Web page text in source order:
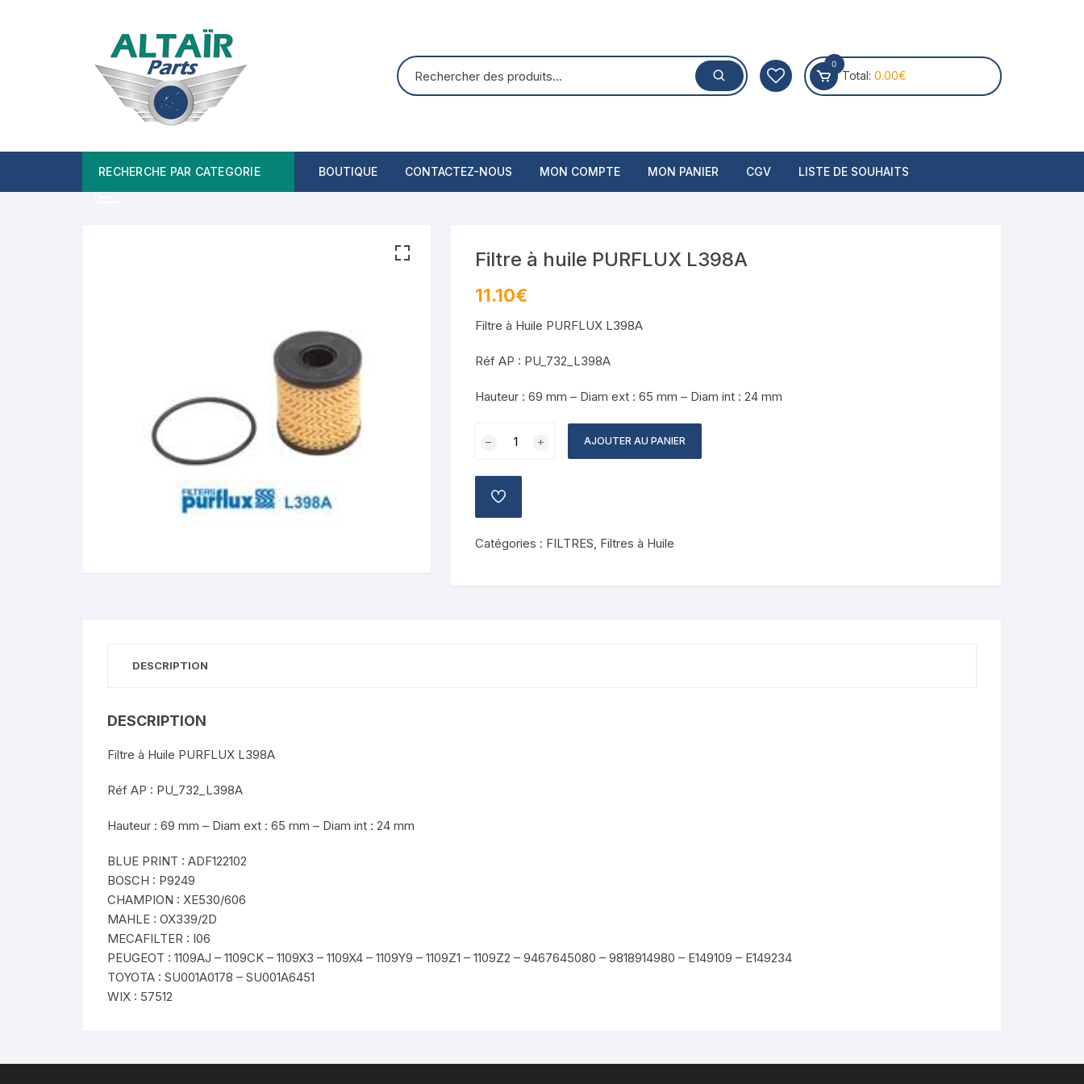
0
Total: 0.00€
RECHERCHE PAR CATEGORIE BOUTIQUE CONTACTEZ-NOUS MON COMPTE MON PANIER CGV LISTE DE SOUHAITS
Filtre à huile PURFLUX L398A
11.10€
Filtre à Huile PURFLUX L398A
Réf AP : PU_732_L398A
Hauteur : 69 mm – Diam ext : 65 mm – Diam int : 24 mm
huile
L398A
AJOUTER AU PANIER
AJOUTER
LISTE
DE
Catégories : FILTRES, Filtres à Huile
DESCRIPTION
DESCRIPTION
Filtre à Huile PURFLUX L398A
Réf AP : PU_732_L398A
Hauteur : 69 mm – Diam ext : 65 mm – Diam int : 24 mm
BLUE PRINT : ADF122102
BOSCH : P9249
CHAMPION : XE530/606
MAHLE : OX339/2D
MECAFILTER : I06
PEUGEOT : 1109AJ – 1109CK – 1109X3 – 1109X4 – 1109Y9 – 1109Z1 – 1109Z2 – 9467645080 – 9818914980 – E149109 – E149234
TOYOTA : SU001A0178 – SU001A6451
WIX : 57512